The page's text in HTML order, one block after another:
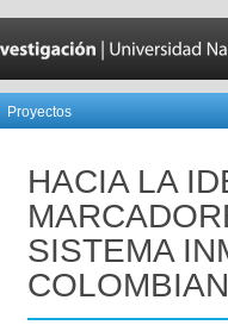
Proyectos
HACIA LA
SISTEMA